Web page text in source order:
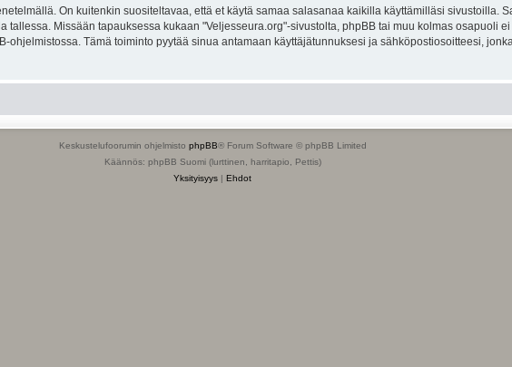
On kuitenkin suositeltavaa, että et käytä samaa salasanaa kaikilla käyttämilläsi sivustoilla.
Missään tapauksessa kukaan "Veljesseura.org"-sivustolta, phpBB tai muu kolmas osapuoli
ohjelmistossa. Tämä toiminto pyytää sinua antamaan käyttäjätunnuksesi ja sähköpostiosoitteesi,
Keskustelufoorumin ohjelmisto phpBB® Forum Software © phpBB Limited
Käännös: phpBB Suomi (lurttinen, harritapio, Pettis)
Yksityisyys | Ehdot